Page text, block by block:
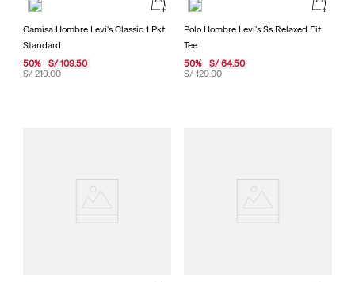
Camisa Hombre Levi's Classic 1 Pkt
Standard
S/ 219.00
50% S/ 109.50
Polo Hombre Levi's Ss Relaxed Fit
Tee
S/ 129.00
50% S/ 64.50